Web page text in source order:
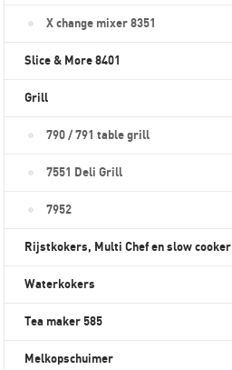
X change mixer 8351
Slice & More 8401
Grill
790 / 791 table grill
7551 Deli Grill
7952
Rijstkokers, Multi Chef en slow cooker
Waterkokers
Tea maker 585
Melkopschuimer